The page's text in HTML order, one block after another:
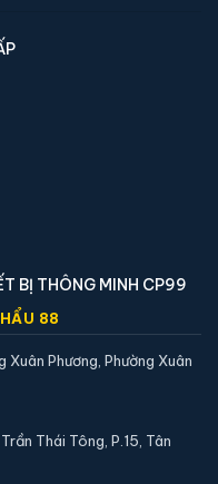
25II-QCZ vân tay
BỊ THÔNG MINH CP99
88
Xuân Phương, Phường Xuân
Thái Tông, P.15, Tân